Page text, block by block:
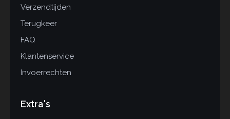
Verzendtijden
Terugkeer
FAQ
Klantenservice
Invoerrechten
Extra's